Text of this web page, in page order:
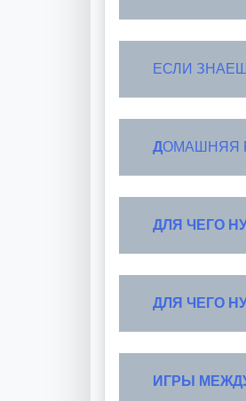
ЕСЛИ
ДОМАШНЯЯ
ДЛЯ ЧЕГО
ДЛЯ ЧЕГО
ИГРЫ